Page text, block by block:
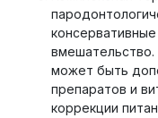
вмешательство.
может быть
препаратов и
коррекции